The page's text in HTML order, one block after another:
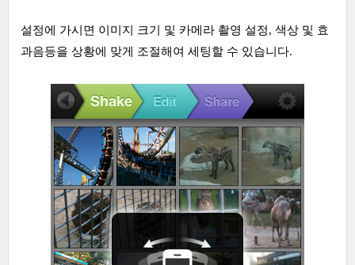
설정에 가시면 이미지 크기 및 카메라 촬영 설정, 색상 및 효
과음등을 상황에 맞게 조절해여 세팅할 수 있습니다.